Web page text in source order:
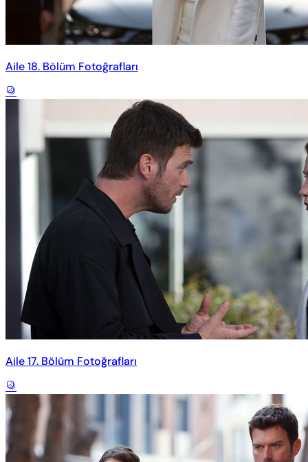
Aile 18. Bölüm Fotoğrafları
Aile 17. Bölüm Fotoğrafları